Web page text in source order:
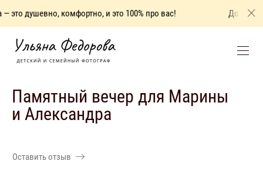
комфортно, и это 100% про вас! Домашняя
Памятный вечер для Марины
и Александра
Оставить отзыв